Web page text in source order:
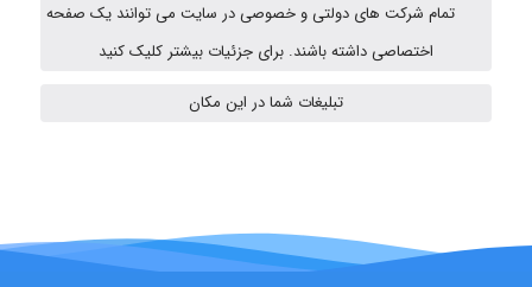
تمام شرکت های دولتی و خصوصی در سایت می توانند یک صفحه
اختصاصی داشته باشند. برای جزئیات بیشتر کلیک کنید
تبلیغات شما در این مکان